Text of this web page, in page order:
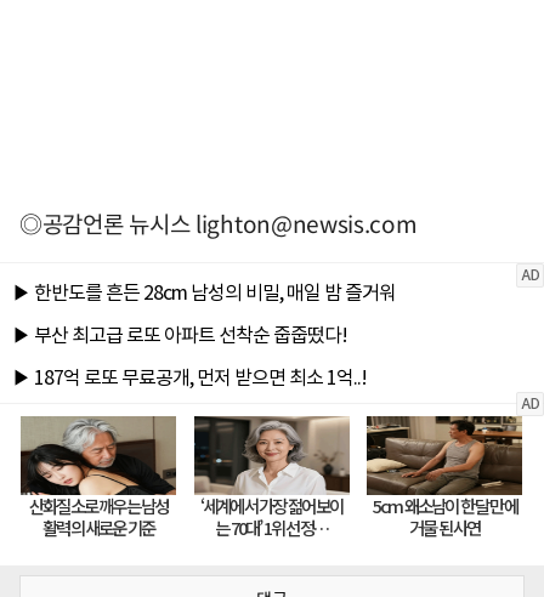
◎공감언론 뉴시스lighton@newsis.com